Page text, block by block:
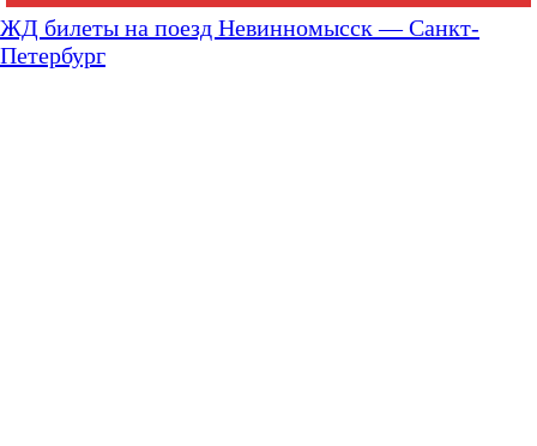
ЖД билеты на поезд Невинномысск — Санкт-
Петербург